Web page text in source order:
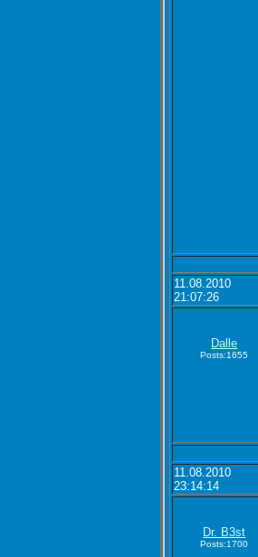
11.08.2010
21:07:26
Dalle
Posts:1655
11.08.2010
23:14:14
Dr. B3st
Posts:1700